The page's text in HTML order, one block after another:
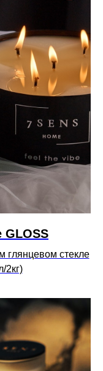
GLOSS
глянцевом стекле
2кг)